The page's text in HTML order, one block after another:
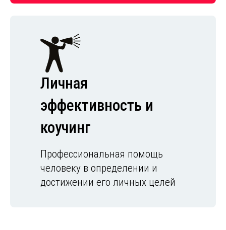
Личная
эффективность и
коучинг
Профессиональная помощь
человеку в определении и
достижении его личных целей